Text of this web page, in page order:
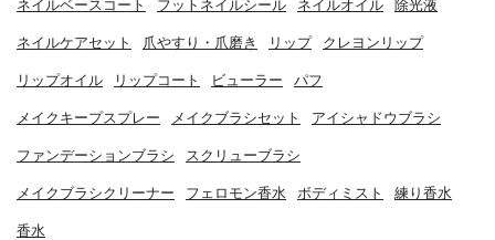
ネイルベースコート フットネイルシール ネイルオイル 除光液
ネイルケアセット 爪やすり・爪磨き リップ クレヨンリップ
リップオイル リップコート ビューラー パフ
メイクキープスプレー メイクブラシセット アイシャドウブラシ
ファンデーションブラシ スクリューブラシ
メイクブラシクリーナー フェロモン香水 ボディミスト 練り香水
香水